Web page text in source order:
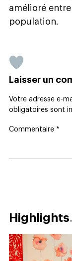
amélioré
population.
Laisser un
Votre adresse e-
obligatoires sont
Commentaire *
Highlights